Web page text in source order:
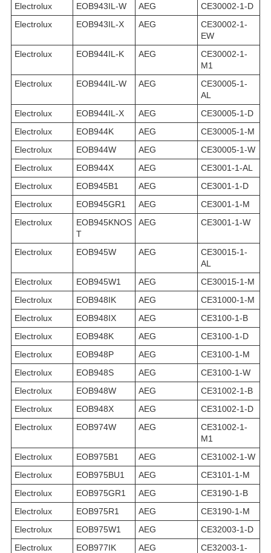
Electrolux
EOB943IL-W AEG
CE30002-1-D
Electrolux
EOB943IL-X AEG
CE30002-1-
EW
Electrolux
EOB944IL-K AEG
CE30002-1-
M1
Electrolux
EOB944IL-W AEG
CE30005-1-
AL
Electrolux
EOB944IL-X AEG
CE30005-1-D
Electrolux
EOB944K AEG
CE30005-1-M
Electrolux
EOB944W AEG
CE30005-1-W
Electrolux
EOB944X AEG
CE3001-1-AL
Electrolux
EOB945B1 AEG
CE3001-1-D
Electrolux
EOB945GR1 AEG
CE3001-1-M
Electrolux
EOB945KNOS
T
AEG CE3001-1-W
Electrolux EOB945W AEG
CE30015-1-
AL
Electrolux
EOB945W1 AEG
CE30015-1-M
Electrolux
EOB948IK AEG
CE31000-1-M
Electrolux
EOB948IX AEG
CE3100-1-B
Electrolux
EOB948K AEG
CE3100-1-D
Electrolux
EOB948P AEG
CE3100-1-M
Electrolux
EOB948S AEG
CE3100-1-W
Electrolux
EOB948W AEG
CE31002-1-B
Electrolux
EOB948X AEG
CE31002-1-D
Electrolux
EOB974W AEG
CE31002-1-
M1
Electrolux
EOB975B1 AEG
CE31002-1-W
Electrolux
EOB975BU1 AEG
CE3101-1-M
Electrolux
EOB975GR1 AEG
CE3190-1-B
Electrolux
EOB975R1 AEG
CE3190-1-M
Electrolux
EOB975W1 AEG
CE32003-1-D
Electrolux
EOB977IK AEG
CE32003-1-